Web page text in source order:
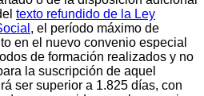
texto refundido de la Ley
, el período máximo de
en el nuevo convenio especial
de formación realizados y no
la suscripción de aquel
ser superior a 1.825 días, con